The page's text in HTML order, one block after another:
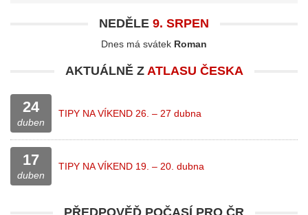
NEDĚLE 9. SRPEN
Dnes má svátek Roman
AKTUÁLNĚ Z ATLASU ČESKA
24
duben
TIPY NA VÍKEND 26. – 27 dubna
17
duben
TIPY NA VÍKEND 19. – 20. dubna
PŘEDPOVĚĎ POČASÍ PRO ČR